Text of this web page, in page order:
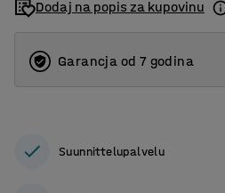
Dodaj na popis za kupovinu
Garancja od 7 godina
Suunnittelupalvelu